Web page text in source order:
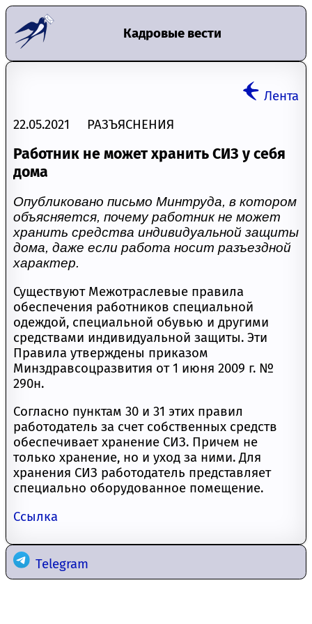
Кадровые вести
Лента
22.05.2021 РАЗЪЯСНЕНИЯ
Работник не может хранить СИЗ у себя
дома
Опубликовано письмо Минтруда, в котором
объясняется, почему работник не может
хранить средства индивидуальной защиты
дома, даже если работа носит разъездной
характер.
Существуют Межотраслевые правила
обеспечения работников специальной
одеждой, специальной обувью и другими
средствами индивидуальной защиты. Эти
Правила утверждены приказом
Минздравсоцразвития от 1 июня 2009 г. №
290н.
Согласно пунктам 30 и 31 этих правил
работодатель за счет собственных средств
обеспечивает хранение СИЗ. Причем не
только хранение, но и уход за ними. Для
хранения СИЗ работодатель представляет
специально оборудованное помещение.
Ссылка
Telegram